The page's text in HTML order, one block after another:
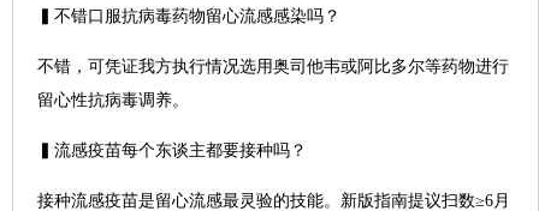
▍不错口服抗病毒药物留心流感感染吗？
不错，可凭证我方执行情况选用奥司他韦或阿比多尔等药物进行
留心性抗病毒调养。
▍流感疫苗每个东谈主都要接种吗？
接种流感疫苗是留心流感最灵验的技能。新版指南提议扫数≥6月